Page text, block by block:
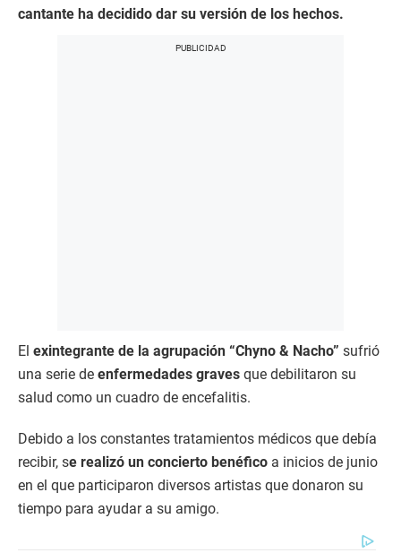
cantante ha decidido dar su versión de los hechos.
El exintegrante de la agrupación “Chyno & Nacho” sufrió
una serie de enfermedades graves que debilitaron su
salud como un cuadro de encefalitis.
Debido a los constantes tratamientos médicos que debía
recibir, se realizó un concierto benéfico a inicios de junio
en el que participaron diversos artistas que donaron su
tiempo para ayudar a su amigo.